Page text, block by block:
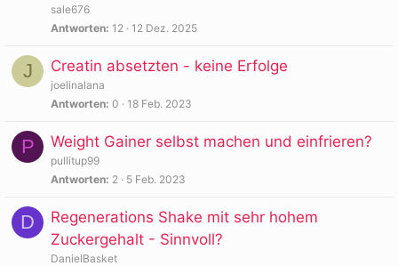
sale676
Antworten 12 12 Dez. 2025
J Creatin absetzten - keine Erfolge
joelinalana
Antworten 0 18 Feb. 2023
P Weight Gainer selbst machen und einfrieren?
pullitup99
Antworten 2 5 Feb. 2023
D
Regenerations Shake mit sehr hohem
Zuckergehalt - Sinnvoll?
DanielBasket